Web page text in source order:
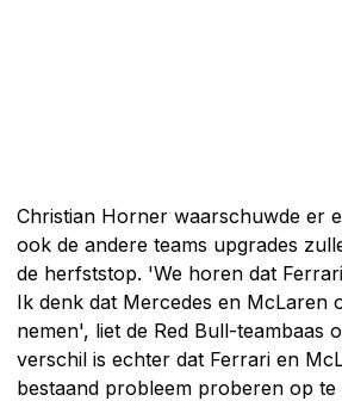
Christian Horner waarschuwde er
ook de andere teams upgrades
de herfststop. 'We horen dat
Ik denk dat Mercedes en McLaren
nemen', liet de Red Bull-teambaas
verschil is echter dat Ferrari en
bestaand probleem proberen op te